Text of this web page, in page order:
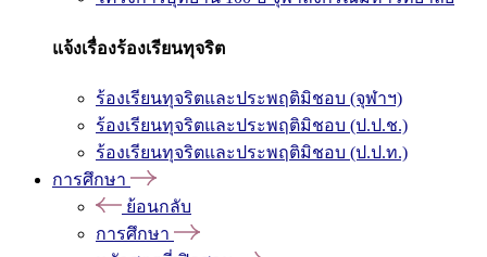
แจ้งเรื่องร้องเรียนทุจริต
ร้องเรียนทุจริตและประพฤติมิชอบ (จุฬาฯ)
ร้องเรียนทุจริตและประพฤติมิชอบ (ป.ป.ช.)
ร้องเรียนทุจริตและประพฤติมิชอบ (ป.ป.ท.)
การศึกษา
ย้อนกลับ
การศึกษา